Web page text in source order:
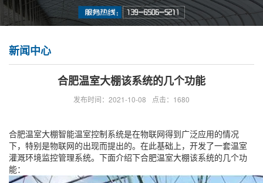
新闻中心
合肥温室大棚该系统的几个功能
发布时间：2021-10-08 点击：1680
合肥温室大棚智能温室控制系统是在物联网得到广泛应用的情况
下，特别是物联网的出现而提出的。在此基础上，开发了一套温室
灌溉环境监控管理系统。下面介绍下合肥温室大棚该系统的几个功
能：